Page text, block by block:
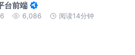
台前端
6,086 阅读14分钟